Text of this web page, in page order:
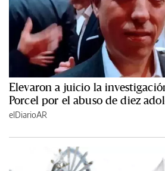
Elevaron a juicio la
Porcel por el abuso de diez
elDiarioAR